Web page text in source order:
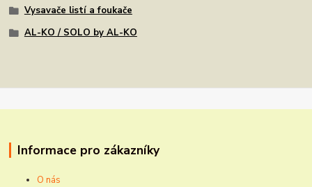
Vysavače listí a foukače
AL-KO / SOLO by AL-KO
Informace pro zákazníky
O nás